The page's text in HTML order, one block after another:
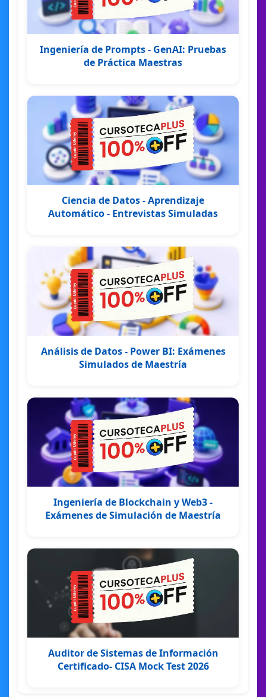
Ingeniería de Prompts - GenAI: Pruebas
de Práctica Maestras
Ciencia de Datos - Aprendizaje
Automático - Entrevistas Simuladas
Análisis de Datos - Power BI: Exámenes
Simulados de Maestría
Ingeniería de Blockchain y Web3 -
Exámenes de Simulación de Maestría
Auditor de Sistemas de Información
Certificado- CISA Mock Test 2026